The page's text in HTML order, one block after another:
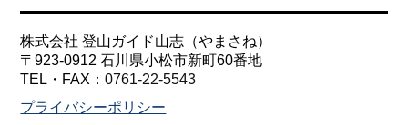
株式会社 登山ガイド山志（やまさね）
〒923-0912 石川県小松市新町60番地
TEL・FAX：0761-22-5543
プライバシーポリシー